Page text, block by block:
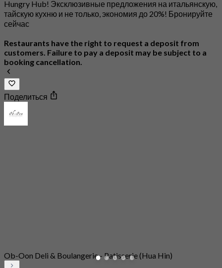
Hungry Hub! Эксклюзивные предложения на итальянскую,
тайскую кухню и не только, экономия до 20%! Бронируйте
сейчас
Restaurants have the right to request a deposit from
customers. Failure to pay a deposit may be subject to a
booking cancellation.
Поделиться
Ob-Oon Deli & Boulangerie - Patisserie (Hua Hin)